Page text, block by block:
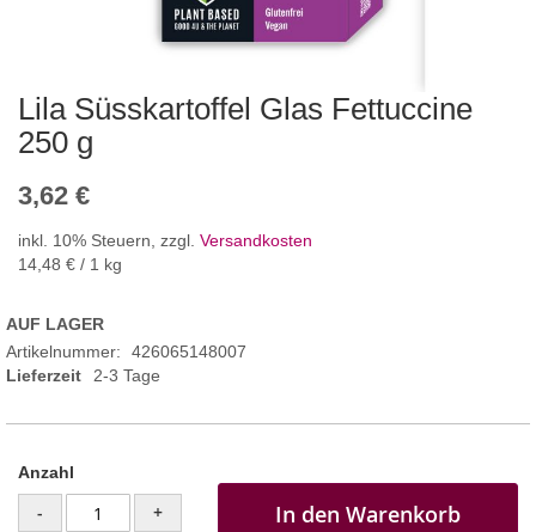
Lila Süsskartoffel Glas Fettuccine
250 g
3,62 €
inkl. 10% Steuern, zzgl. Versandkosten
14,48 € / 1 kg
AUF LAGER
Artikelnummer
426065148007
Lieferzeit
2-3 Tage
Anzahl
- + In den Warenkorb